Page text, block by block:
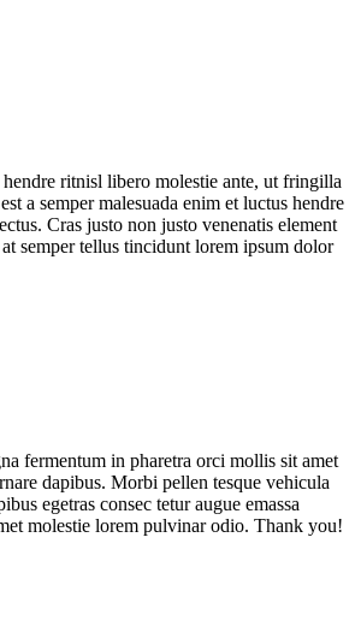
ritnisl libero molestie ante, ut fringilla
a semper malesuada enim et luctus hendre
Cras justo non justo venenatis element
semper tellus tincidunt lorem ipsum dolor
fermentum in pharetra orci mollis sit amet
dapibus. Morbi pellen tesque vehicula
egetras consec tetur augue emassa
molestie lorem pulvinar odio. Thank you!